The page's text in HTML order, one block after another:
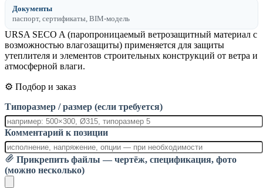
Документы
паспорт, сертификаты, BIM-модель
URSA SECO A (паропроницаемый ветрозащитный материал с
возможностью влагозащиты) применяется для защиты
утеплителя и элементов строительных конструкций от ветра и
атмосферной влаги.
⚙️ Подбор и заказ
Типоразмер / размер (если требуется)
Комментарий к позиции
Прикрепить файлы — чертёж, спецификация, фото
(можно несколько)